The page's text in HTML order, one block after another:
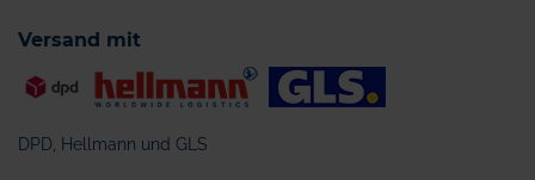
Versand mit
DPD, Hellmann und GLS